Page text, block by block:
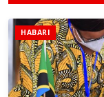
HABARI